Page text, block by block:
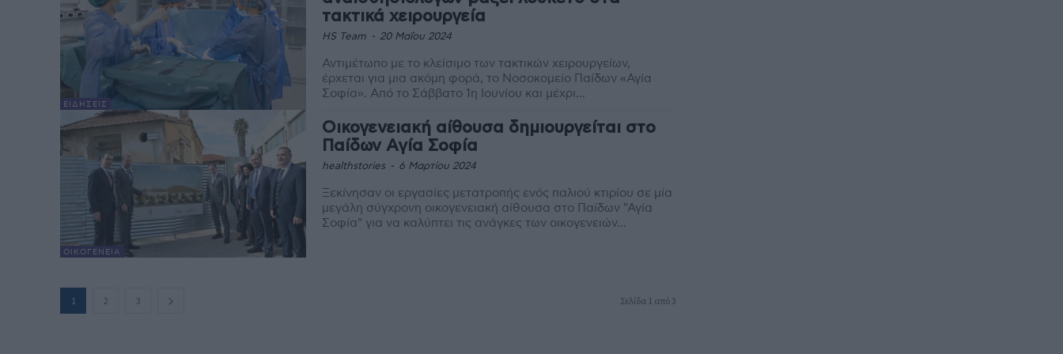
ΕΙΔΉΣΕΙΣ
τακτικά χειρουργεία
HS Team - 20 Μαΐου 2024
Αντιμέτωπο με το κλείσιμο των τακτικών χειρουργείων,
έρχεται για μια ακόμη φορά, το Νοσοκομείο Παίδων «Αγία
Σοφία». Από το Σάββατο 1η Ιουνίου και μέχρι...
ΟΙΚΟΓΈΝΕΙΑ
Οικογενειακή αίθουσα δημιουργείται στο
Παίδων Αγία Σοφία
healthstories - 6 Μαρτίου 2024
Ξεκίνησαν οι εργασίες μετατροπής ενός παλιού κτιρίου σε μία
μεγάλη σύγχρονη οικογενειακή αίθουσα στο Παίδων "Αγία
Σοφία" για να καλύπτει τις ανάγκες των οικογενειών...
1 2 3 Σελίδα 1 από 3